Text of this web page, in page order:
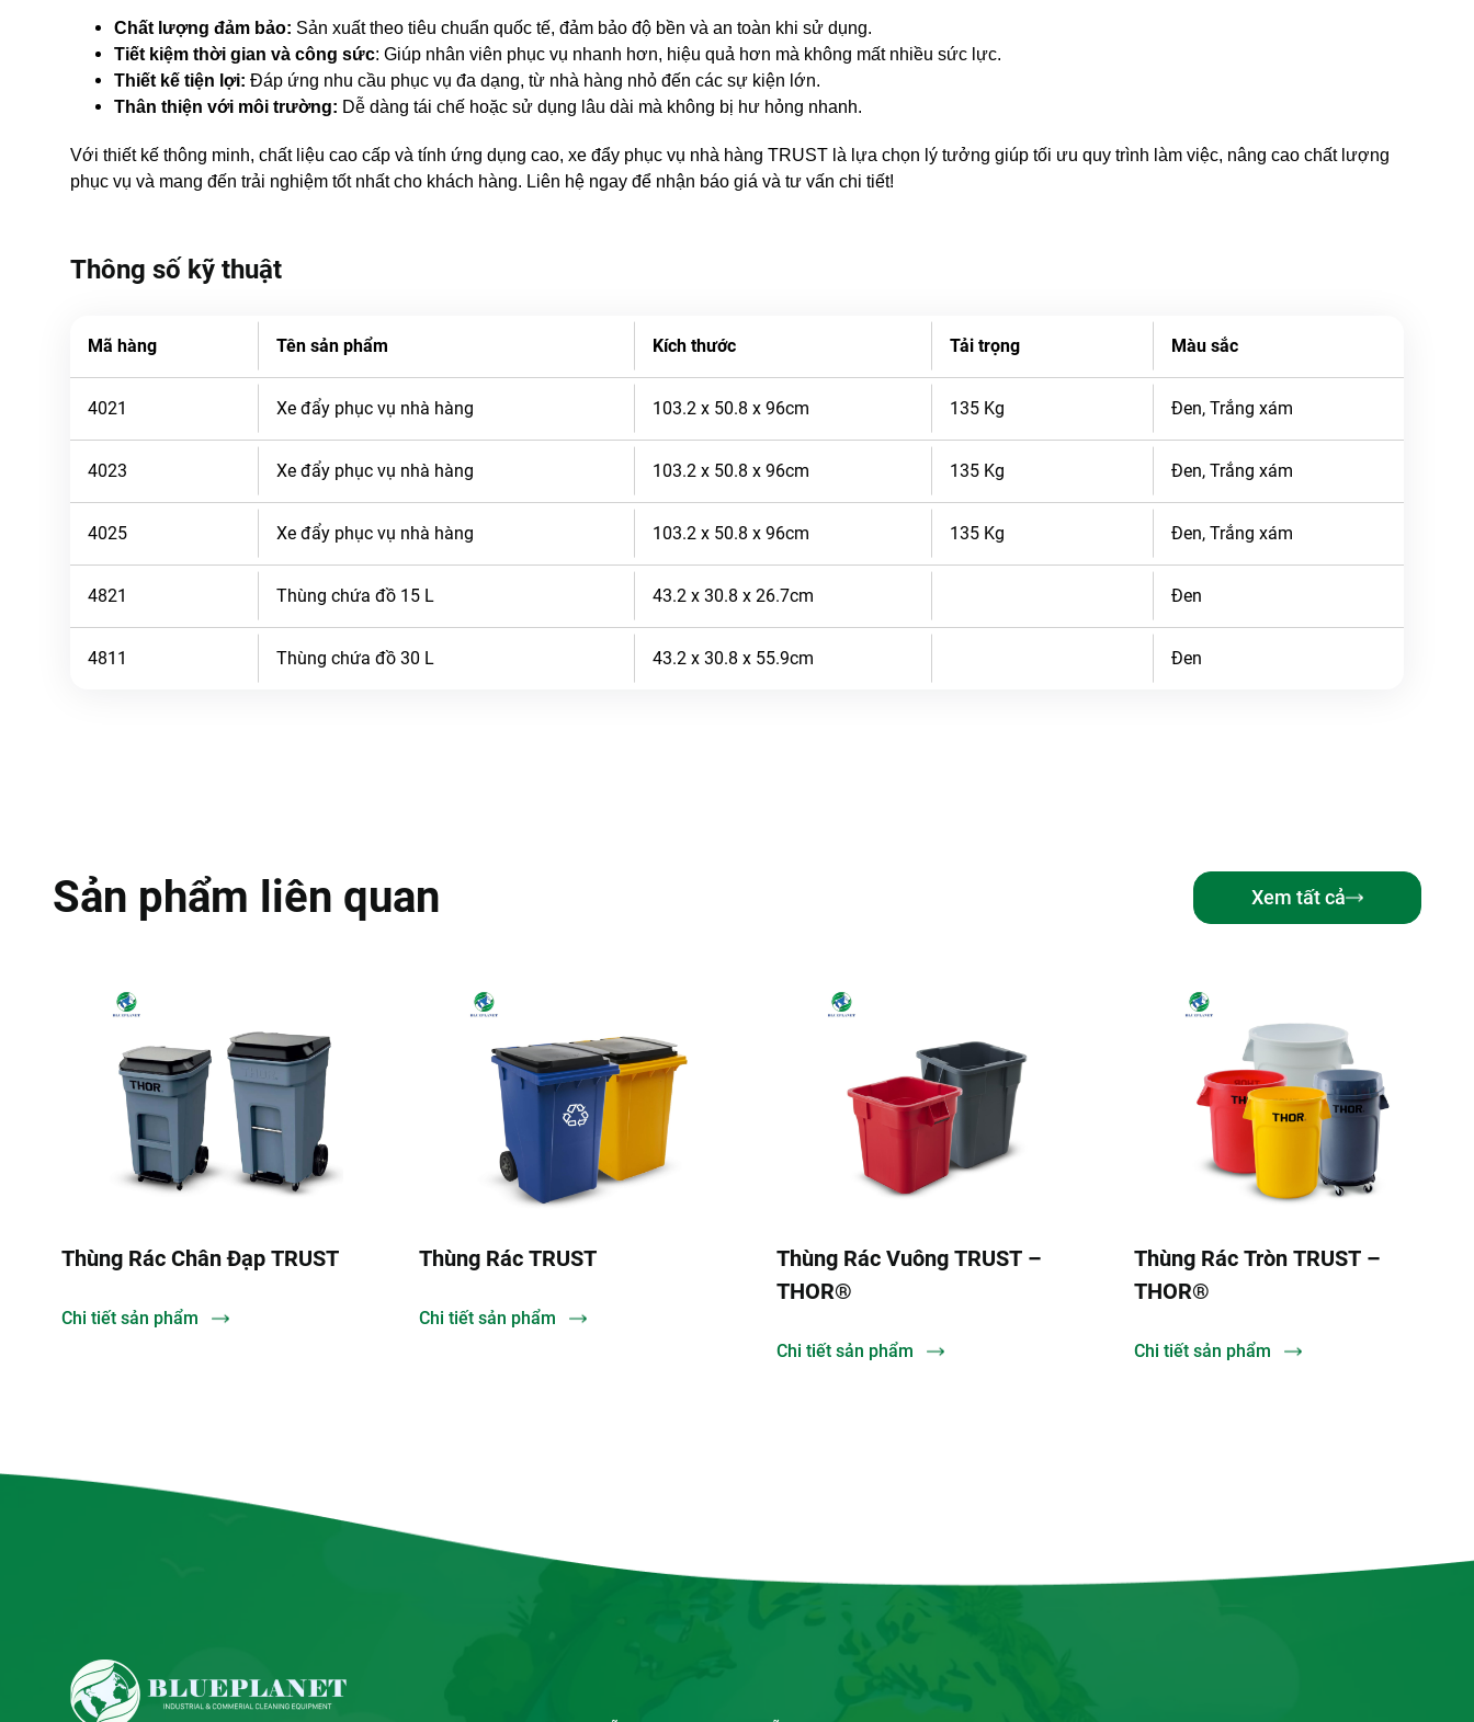
Chất lượng đảm bảo: Sản xuất theo tiêu chuẩn quốc tế, đảm bảo độ bền và an toàn khi sử dụng.
Tiết kiệm thời gian và công sức: Giúp nhân viên phục vụ nhanh hơn, hiệu quả hơn mà không mất nhiều sức lực.
Thiết kế tiện lợi: Đáp ứng nhu cầu phục vụ đa dạng, từ nhà hàng nhỏ đến các sự kiện lớn.
Thân thiện với môi trường: Dễ dàng tái chế hoặc sử dụng lâu dài mà không bị hư hỏng nhanh.
Với thiết kế thông minh, chất liệu cao cấp và tính ứng dụng cao, xe đẩy phục vụ nhà hàng TRUST là lựa chọn lý tưởng giúp tối ưu quy trình làm việc, nâng cao chất lượng
phục vụ và mang đến trải nghiệm tốt nhất cho khách hàng. Liên hệ ngay để nhận báo giá và tư vấn chi tiết!
Thông số kỹ thuật
Mã hàng Tên sản phẩm Kích thước Tải trọng Màu sắc
4021 Xe đẩy phục vụ nhà hàng 103.2 x 50.8 x 96cm 135 Kg Đen, Trắng xám
4023 Xe đẩy phục vụ nhà hàng 103.2 x 50.8 x 96cm 135 Kg Đen, Trắng xám
4025 Xe đẩy phục vụ nhà hàng 103.2 x 50.8 x 96cm 135 Kg Đen, Trắng xám
4821 Thùng chứa đồ 15 L 43.2 x 30.8 x 26.7cm Đen
4811 Thùng chứa đồ 30 L 43.2 x 30.8 x 55.9cm Đen
Sản phẩm liên quan Xem tất cả
Thùng Rác Chân Đạp TRUST
Chi tiết sản phẩm
Thùng Rác TRUST
Chi tiết sản phẩm
Thùng Rác Vuông TRUST –
THOR®
Chi tiết sản phẩm
Thùng Rác Tròn TRUST –
THOR®
Chi tiết sản phẩm